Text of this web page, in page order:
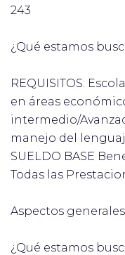
243
¿Qué estamos
REQUISITOS:
en áreas
intermedio/
manejo del
SUELDO BASE
Todas las
Aspectos generales
¿Qué estamos